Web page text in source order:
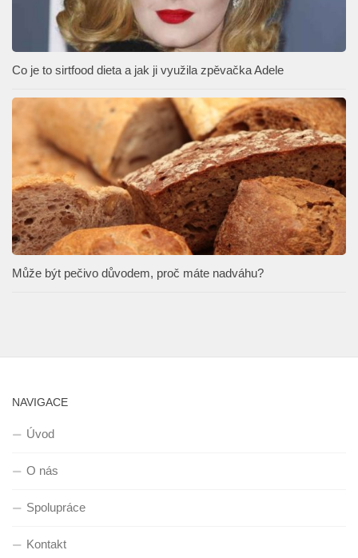
Co je to sirtfood dieta a jak ji využila zpěvačka Adele
Může být pečivo důvodem, proč máte nadváhu?
NAVIGACE
Úvod
O nás
Spolupráce
Kontakt